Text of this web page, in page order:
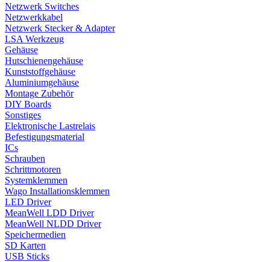
Netzwerk Switches
Netzwerkkabel
Netzwerk Stecker & Adapter
LSA Werkzeug
Gehäuse
Hutschienengehäuse
Kunststoffgehäuse
Aluminiumgehäuse
Montage Zubehör
DIY Boards
Sonstiges
Elektronische Lastrelais
Befestigungsmaterial
ICs
Schrauben
Schrittmotoren
Systemklemmen
Wago Installationsklemmen
LED Driver
MeanWell LDD Driver
MeanWell NLDD Driver
Speichermedien
SD Karten
USB Sticks